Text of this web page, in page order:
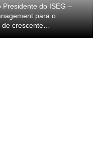
do ISEG –
para o
crescente